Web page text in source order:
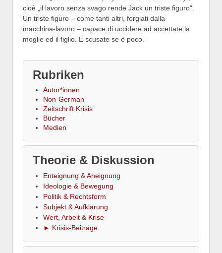
cioè „il lavoro senza svago rende Jack un triste figuro“.
Un triste figuro – come tanti altri, forgiati dalla
macchina-lavoro – capace di uccidere ad accettate la
moglie ed il figlio. E scusate se è poco.
Rubriken
Autor*innen
Non-German
Zeitschrift Krisis
Bücher
Medien
Theorie & Diskussion
Enteignung & Aneignung
Ideologie & Bewegung
Politik & Rechtsform
Subjekt & Aufklärung
Wert, Arbeit & Krise
► Krisis-Beiträge